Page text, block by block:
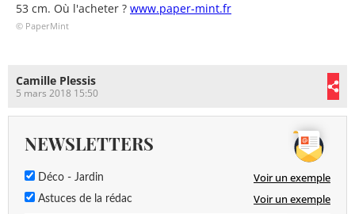
53 cm. Où l'acheter ? www.paper-mint.fr
© PaperMint
Camille Plessis
5 mars 2018 15:50
NEWSLETTERS
Déco - Jardin Voir un exemple
Astuces de la rédac Voir un exemple